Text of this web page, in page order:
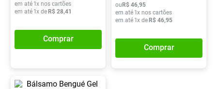
em até 1x nos cartões
em até 1x deR$ 28,41
Comprar
ouR$ 46,95
em até 1x nos cartões
em até 1x deR$ 46,95
Comprar